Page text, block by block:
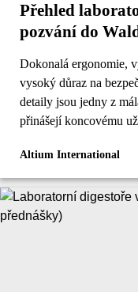
Přehled
pozvání do
Dokonalá ergonomie,
vysoký důraz na
detaily jsou jedny z
přinášejí koncovému
Altium International